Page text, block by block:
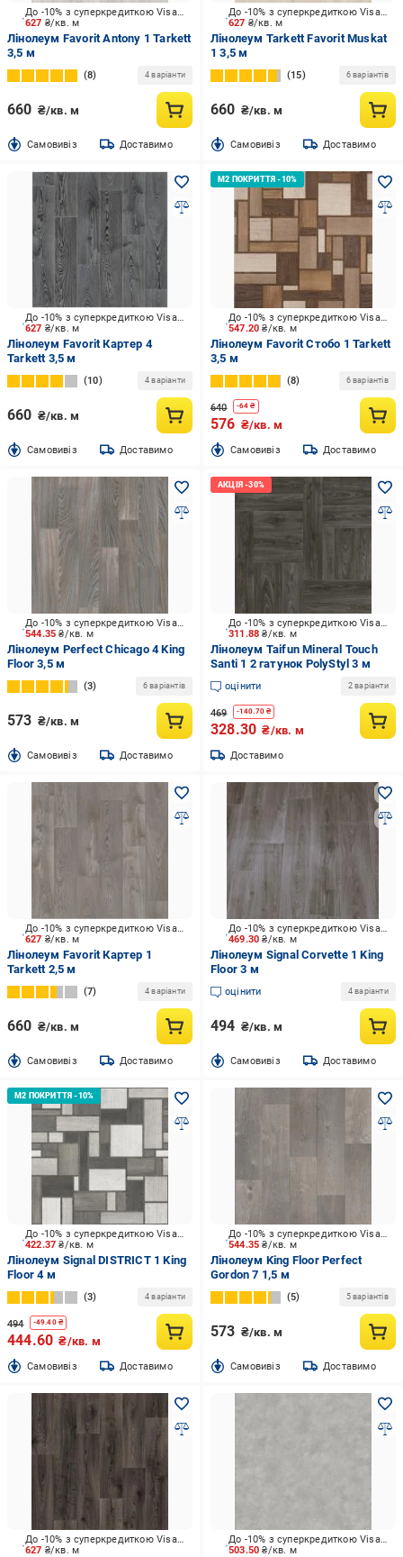
627 ₴/кв. м
До -10% з суперкредиткою Visa Вигода
Лінолеум Favorit Antony 1 Tarkett
3,5 м
8 4 варіанти
660 ₴/кв. м
Cамовивіз Доставимо
627 ₴/кв. м
До -10% з суперкредиткою Visa Вигода
Лінолеум Tarkett Favorit Muskat
1 3,5 м
15 6 варіантів
660 ₴/кв. м
Cамовивіз Доставимо
627 ₴/кв. м
До -10% з суперкредиткою Visa Вигода
Лінолеум Favorit Картер 4
Tarkett 3,5 м
10 4 варіанти
660 ₴/кв. м
Cамовивіз Доставимо
547.20₴/кв. м
До -10% з суперкредиткою Visa Вигода
Лінолеум Favorit Стобо 1 Tarkett
3,5 м
8 6 варіантів
640 -64 ₴
576 ₴/кв. м
Cамовивіз Доставимо
544.35₴/кв. м
До -10% з суперкредиткою Visa Вигода
Лінолеум Perfect Chicago 4 King
Floor 3,5 м
3 6 варіантів
573 ₴/кв. м
Cамовивіз Доставимо
311.88₴/кв. м
До -10% з суперкредиткою Visa Вигода
Лінолеум Taifun Mineral Touch
Santi 1 2 гатунок PolyStyl 3 м
оцінити 2 варіанти
469 -140.70₴
328.30 ₴/кв. м
Доставимо
627 ₴/кв. м
До -10% з суперкредиткою Visa Вигода
Лінолеум Favorit Картер 1
Tarkett 2,5 м
7 4 варіанти
660 ₴/кв. м
Cамовивіз Доставимо
469.30₴/кв. м
До -10% з суперкредиткою Visa Вигода
Лінолеум Signal Corvette 1 King
Floor 3 м
оцінити 4 варіанти
494 ₴/кв. м
Cамовивіз Доставимо
422.37₴/кв. м
До -10% з суперкредиткою Visa Вигода
Лінолеум Signal DISTRICT 1 King
Floor 4 м
3 4 варіанти
494 -49.40₴
444.60 ₴/кв. м
Cамовивіз Доставимо
544.35₴/кв. м
До -10% з суперкредиткою Visa Вигода
Лінолеум King Floor Perfect
Gordon 7 1,5 м
5 5 варіантів
573 ₴/кв. м
Cамовивіз Доставимо
627 ₴/кв. м
До -10% з суперкредиткою Visa Вигода
503.50₴/кв. м
До -10% з суперкредиткою Visa Вигода